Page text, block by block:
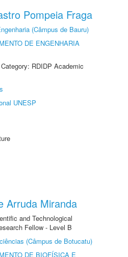
Pompeia Fraga
(Câmpus de Bauru)
DE ENGENHARIA
RDIDP Academic
UNESP
Arruda Miranda
and Technological
Fellow - Level B
(Câmpus de Botucatu)
DE BIOFÍSICA E